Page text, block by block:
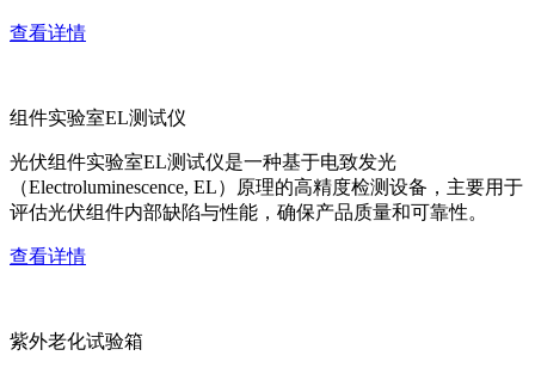
查看详情
组件实验室EL测试仪
光伏组件实验室EL测试仪是一种基于电致发光
（Electroluminescence, EL）原理的高精度检测设备，主要用于
评估光伏组件内部缺陷与性能，确保产品质量和可靠性。
查看详情
紫外老化试验箱